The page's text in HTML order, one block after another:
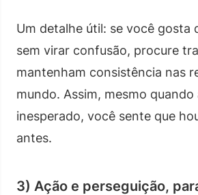
Um detalhe útil: se você gosta
sem virar confusão, procure
mantenham consistência nas
mundo. Assim, mesmo
inesperado, você sente que
antes.
3) Ação e perseguição,